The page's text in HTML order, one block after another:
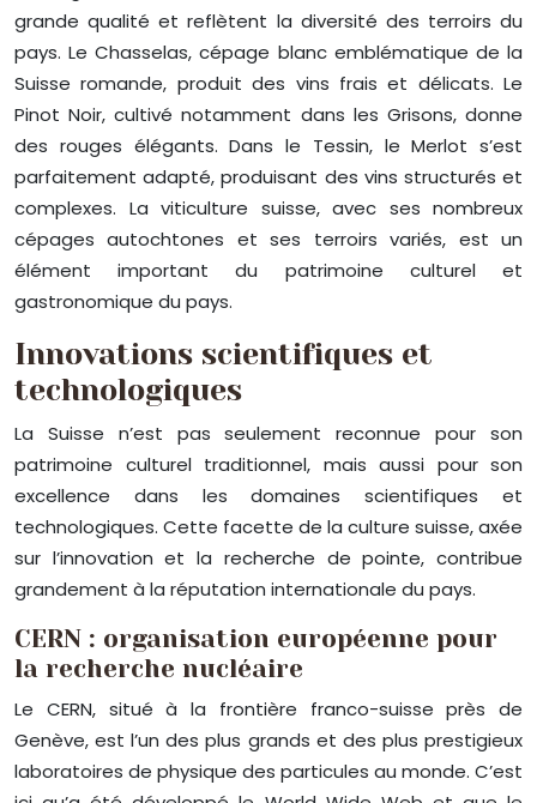
grande qualité et reflètent la diversité des terroirs du
pays. Le Chasselas, cépage blanc emblématique de la
Suisse romande, produit des vins frais et délicats. Le
Pinot Noir, cultivé notamment dans les Grisons, donne
des rouges élégants. Dans le Tessin, le Merlot s’est
parfaitement adapté, produisant des vins structurés et
complexes. La viticulture suisse, avec ses nombreux
cépages autochtones et ses terroirs variés, est un
élément important du patrimoine culturel et
gastronomique du pays.
Innovations scientifiques et
technologiques
La Suisse n’est pas seulement reconnue pour son
patrimoine culturel traditionnel, mais aussi pour son
excellence dans les domaines scientifiques et
technologiques. Cette facette de la culture suisse, axée
sur l’innovation et la recherche de pointe, contribue
grandement à la réputation internationale du pays.
CERN : organisation européenne pour
la recherche nucléaire
Le CERN, situé à la frontière franco-suisse près de
Genève, est l’un des plus grands et des plus prestigieux
laboratoires de physique des particules au monde. C’est